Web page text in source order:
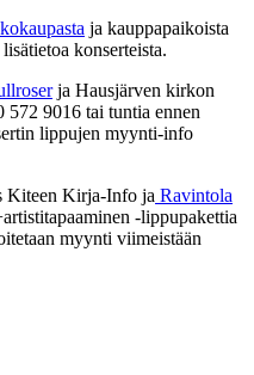
ja kauppapaikoista
konserteista.
ja Hausjärven kirkon
572 9016 tai tuntia ennen
lippujen myynti-info
Kiteen Kirja-Info ja Ravintola
-lippupakettia
myynti viimeistään